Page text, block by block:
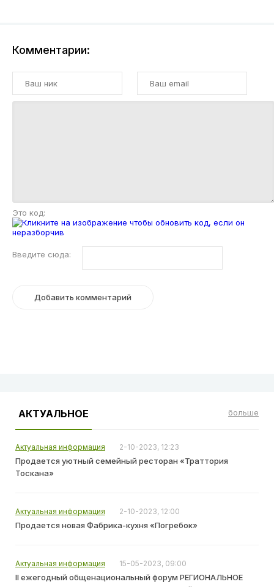
Комментарии:
Это код:
Введите сюда:
АКТУАЛЬНОЕ больше
Актуальная информация 2-10-2023, 12:23
Продается уютный семейный ресторан «Траттория
Тоскана»
Актуальная информация 2-10-2023, 12:00
Продается новая Фабрика-кухня «Погребок»
Актуальная информация 15-05-2023, 09:00
II ежегодный общенациональный форум РЕГИОНАЛЬНОЕ